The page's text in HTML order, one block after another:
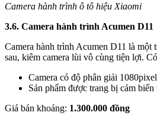
Camera hành trình ô tô hiệu Xiaomi
3.6. Camera hành trình Acumen D11
Camera hành trình Acumen D11 là
sau, kiêm camera lùi vô cùng tiện lợi.
Camera có độ phân giải
Sản phẩm được trang bị cảm
Giá bán khoảng: 1.300.000 đồng